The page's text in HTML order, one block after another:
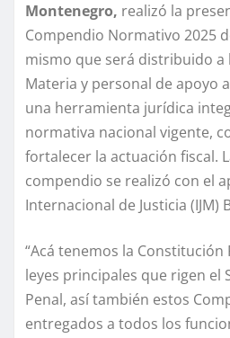
Montenegro, realizó la
Compendio Normativo 2025
mismo que será distribuido a
Materia y personal de apoyo
una herramienta jurídica
normativa nacional vigente,
fortalecer la actuación fiscal.
compendio se realizó con el
Internacional de Justicia (IJM)
“Acá tenemos la Constitución
leyes principales que rigen el
Penal, así también estos
entregados a todos los